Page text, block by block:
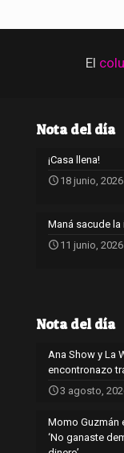
El
Nota del día
¡Casa llena!
18 junio, 2026
Maná sacude
11 junio, 2026
Nota del día
Ana Show y La
encontronazo
3 agosto,
Momo Guzmán
‘No ganaste